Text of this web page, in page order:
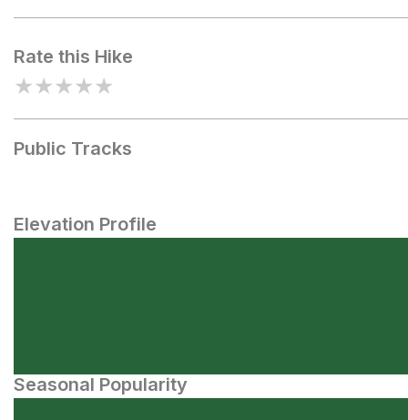
Rate this Hike
★★★★★
Public Tracks
Elevation Profile
Seasonal Popularity